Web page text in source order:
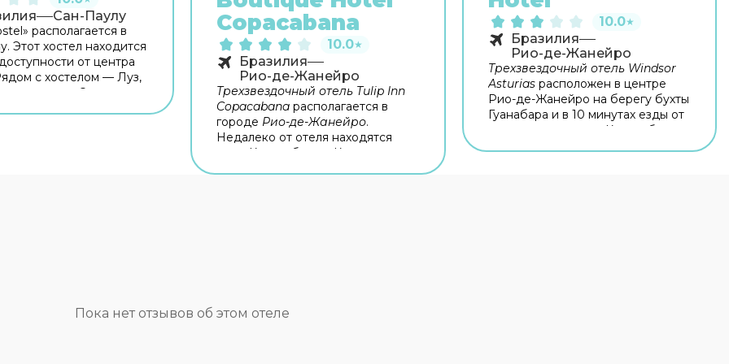
Сан-Паулу
располагается в
Этот хостел находится
от центра
с хостелом — Луз,
де Эстадо и
Copacabana
10.0★
Бразилия
Рио-де-Жанейро
Трехзвездочный отель Tulip Inn
Copacabana располагается в
городе Рио-де-Жанейро.
Недалеко от отеля находятся
пляж Копакабана и Корковадо.
завтрак. Предлагается
круглосуточное обслуживание
10.0★
Бразилия
Рио-де-Жанейро
Трехзвездочный отель Windsor
Asturiasрасположен в центре
Рио-де-Жанейро на берегу бухты
Гуанабара и в 10 минутах езды от
знаменитого пляжа Копакабана.
Пока нет отзывов об этом отеле